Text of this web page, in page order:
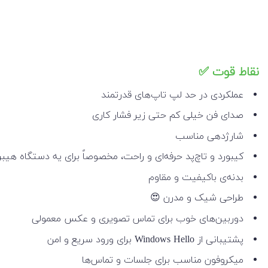
نقاط قوت ✅
عملکردی در حد لپ تاپ‌های قدرتمند
صدای فن خیلی کم حتی زیر فشار کاری
شارژدهی مناسب
کیبورد و تاچ‌پد حرفه‌ای و راحت، مخصوصاً برای یه دستگاه
بدنه‌ی باکیفیت و مقاوم
طراحی شیک و مدرن 😍
دوربین‌های خوب برای تماس تصویری و عکس معمولی
پشتیبانی از Windows Hello برای ورود سریع و امن
میکروفون مناسب برای جلسات و تماس‌ها